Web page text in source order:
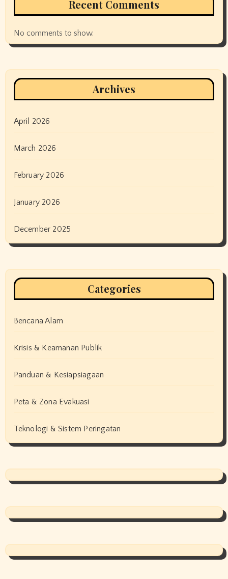
Recent Comments
No comments to show.
Archives
April 2026
March 2026
February 2026
January 2026
December 2025
Categories
Bencana Alam
Krisis & Keamanan Publik
Panduan & Kesiapsiagaan
Peta & Zona Evakuasi
Teknologi & Sistem Peringatan